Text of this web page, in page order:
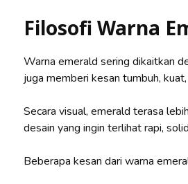
Filosofi Warna
Warna emerald sering dikaitkan
juga memberi kesan tumbuh,
Secara visual, emerald terasa
desain yang ingin terlihat rapi,
Beberapa kesan dari warna